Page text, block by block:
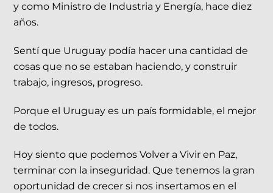
y como Ministro de Industria y Energía, hace diez
años.
Sentí que Uruguay podía hacer una cantidad de
cosas que no se estaban haciendo, y construir
trabajo, ingresos, progreso.
Porque el Uruguay es un país formidable, el mejor
de todos.
Hoy siento que podemos Volver a Vivir en Paz,
terminar con la inseguridad. Que tenemos la gran
oportunidad de crecer si nos insertamos en el